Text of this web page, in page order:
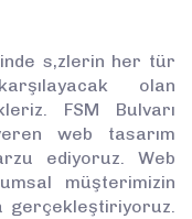
s,zlerin her tür
olan
FSM Bulvarı
web tasarım
arzu ediyoruz. Web
müşterimizin
gerçekleştiriyoruz.